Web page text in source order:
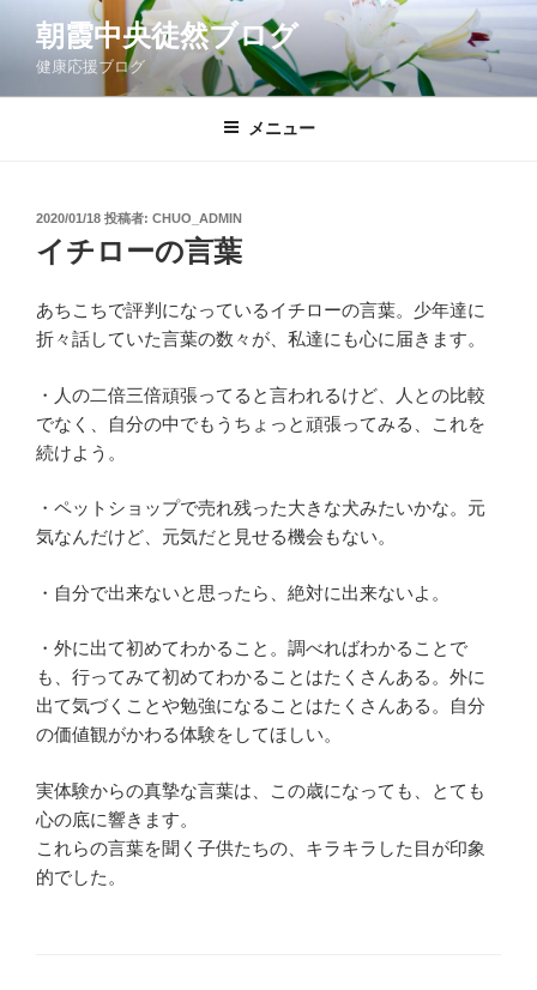
ン
朝霞中央徒然ブログ
健康応援ブログ
メニュー
投
日:
2020/01/18 投稿者: CHUO_ADMIN
イチローの言葉
あちこちで評判になっているイチローの言葉。少年達に
折々話していた言葉の数々が、私達にも心に届きます。
・人の二倍三倍頑張ってると言われるけど、人との比較
でなく、自分の中でもうちょっと頑張ってみる、これを
続けよう。
・ペットショップで売れ残った大きな犬みたいかな。元
気なんだけど、元気だと見せる機会もない。
・自分で出来ないと思ったら、絶対に出来ないよ。
・外に出て初めてわかること。調べればわかることで
も、行ってみて初めてわかることはたくさんある。外に
出て気づくことや勉強になることはたくさんある。自分
の価値観がかわる体験をしてほしい。
実体験からの真摯な言葉は、この歳になっても、とても
心の底に響きます。
これらの言葉を聞く子供たちの、キラキラした目が印象
的でした。